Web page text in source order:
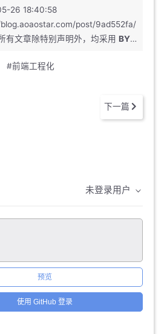
26 18:40:58
post/9ad552fa/
有文章除特别声明外，均采用 BY-NC-SA
#前端工程化
下一篇
未登录用户
预览
使用 GitHub 登录